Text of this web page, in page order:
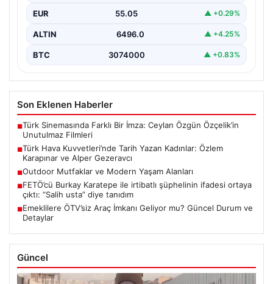
EUR 55.05 ▲ +0.29%
ALTIN 6496.0 ▲ +4.25%
BTC 3074000 ▲ +0.83%
Son Eklenen Haberler
■Türk Sinemasında Farklı Bir İmza: Ceylan Özgün Özçelik’in
Unutulmaz Filmleri
■Türk Hava Kuvvetleri’nde Tarih Yazan Kadınlar: Özlem
Karapınar ve Alper Gezeravcı
■Outdoor Mutfaklar ve Modern Yaşam Alanları
■FETÖ’cü Burkay Karatepe ile irtibatlı şüphelinin ifadesi ortaya
çıktı: “Salih usta” diye tanıdım
■Emeklilere ÖTV’siz Araç İmkanı Geliyor mu? Güncel Durum ve
Detaylar
Güncel